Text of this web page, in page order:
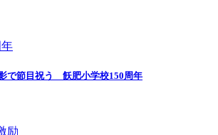
で節目祝う 飫肥小学校150周年